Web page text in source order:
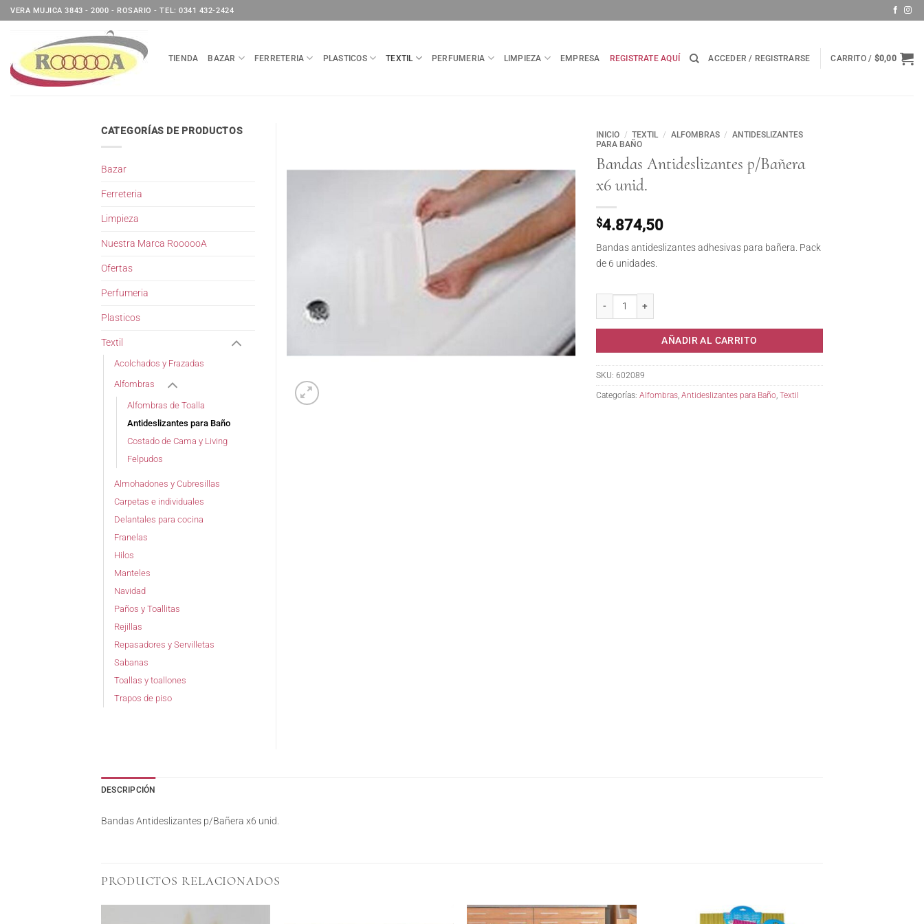
Saltar
al
VERA MUJICA 3843 - 2000 - ROSARIO - TEL: 0341 432-2424
TIENDA BAZAR FERRETERIA PLASTICOS TEXTIL PERFUMERIA LIMPIEZA EMPRESA REGISTRATE AQUÍ ACCEDER / REGISTRARSE CARRITO / $0,00
INICIO / TEXTIL / ALFOMBRAS / ANTIDESLIZANTES
PARA BAÑO
Bandas Antideslizantes p/Bañera
x6 unid.
$4.874,50
Bandas antideslizantes adhesivas para bañera. Pack
de 6 unidades.
AÑADIR AL CARRITO
SKU: 602089
Categorías: Alfombras, Antideslizantes para Baño, Textil
CATEGORÍAS DE PRODUCTOS
Bazar
Ferreteria
Limpieza
Nuestra Marca RoooooA
Ofertas
Perfumeria
Plasticos
Textil
Acolchados y Frazadas
Alfombras
Alfombras de Toalla
Antideslizantes para Baño
Costado de Cama y Living
Felpudos
Almohadones y Cubresillas
Carpetas e individuales
Delantales para cocina
Franelas
Hilos
Manteles
Navidad
Paños y Toallitas
Rejillas
Repasadores y Servilletas
Sabanas
Toallas y toallones
Trapos de piso
DESCRIPCIÓN
Bandas Antideslizantes p/Bañera x6 unid.
PRODUCTOS RELACIONADOS